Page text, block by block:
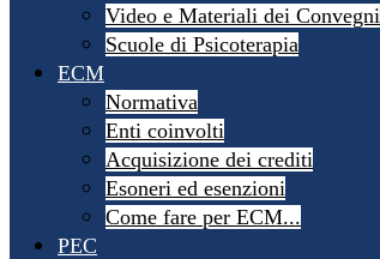
Video e Materiali dei Convegni
Scuole di Psicoterapia
ECM
Normativa
Enti coinvolti
Acquisizione dei crediti
Esoneri ed esenzioni
Come fare per ECM...
PEC